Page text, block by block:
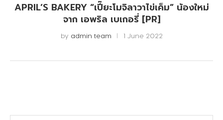
APRIL’S BAKERY “เปี๊ยะโมจิลาวาไข่เค็ม” น้องใหม่
จาก เอพริล เบเกอรี่ [PR]
by admin team 1 June 2022